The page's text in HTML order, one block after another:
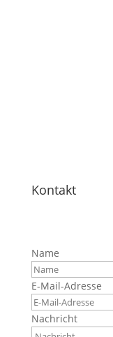
Kontakt
Name
E-Mail-Adresse
Nachricht